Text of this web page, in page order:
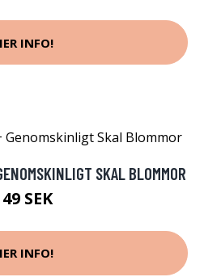
INFO!
SKAL BLOMMOR
SEK
INFO!